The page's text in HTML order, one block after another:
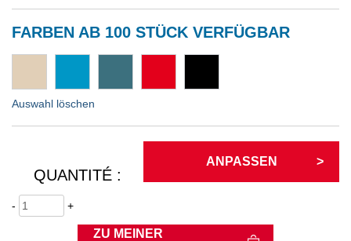
FARBEN AB 100 STÜCK VERFÜGBAR
Auswahl löschen
ANPASSEN
QUANTITÉ :
- +
ZU MEINER